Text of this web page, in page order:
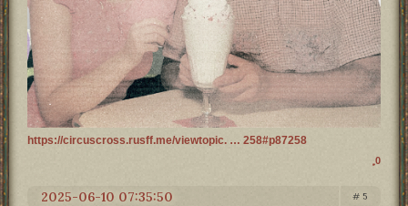
https://circuscross.rusff.me/viewtopic. … 258#p87258
0
5
2025-06-10 07:35:50